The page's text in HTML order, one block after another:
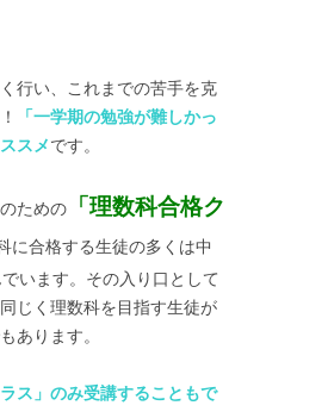
行い、これまでの苦手を克
「一学期の勉強が難しかっ
スメです。
ための
「理数科合格ク
に合格する生徒の多くは中
います。その入り口として
じく理数科を目指す生徒が
あります。
ス」のみ受講することもで